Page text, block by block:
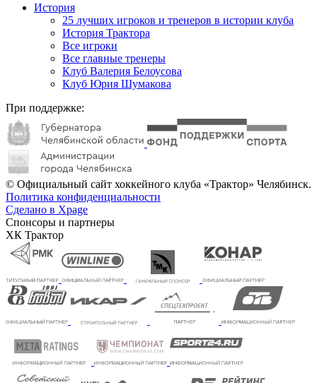
История
25 лучших игроков и тренеров в истории клуба
История Трактора
Все игроки
Все главные тренеры
Клуб Валерия Белоусова
Клуб Юрия Шумакова
При поддержке:
© Официальный сайт хоккейного клуба «Трактор» Челябинск.
Политика конфиденциальности
Сделано в Xpage
Спонсоры и партнеры
ХК Трактор